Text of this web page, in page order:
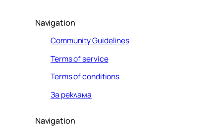
Navigation
Community Guidelines
Terms of service
Terms of conditions
За реклама
Navigation